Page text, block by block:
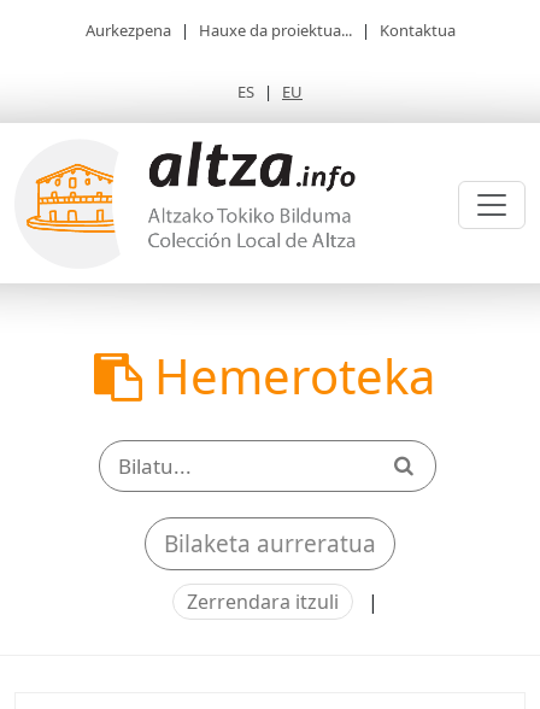
Aurkezpena | Hauxe da proiektua... | Kontaktua
ES | EU
Hemeroteka
Bilaketa aurreratua
Zerrendara itzuli |